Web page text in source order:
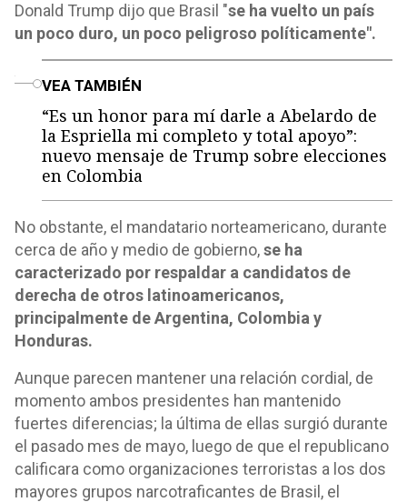
Donald Trump dijo que Brasil "se ha vuelto un país
un poco duro, un poco peligroso políticamente".
VEA TAMBIÉN
“Es un honor para mí darle a Abelardo de
la Espriella mi completo y total apoyo”:
nuevo mensaje de Trump sobre elecciones
en Colombia
No obstante, el mandatario norteamericano, durante
cerca de año y medio de gobierno,se ha
caracterizado por respaldar a candidatos de
derecha de otros latinoamericanos,
principalmente de Argentina, Colombia y
Honduras.
Aunque parecen mantener una relación cordial, de
momento ambos presidentes han mantenido
fuertes diferencias; la última de ellas surgió durante
el pasado mes de mayo, luego de que el republicano
calificara como organizaciones terroristas a los dos
mayores grupos narcotraficantes de Brasil, el